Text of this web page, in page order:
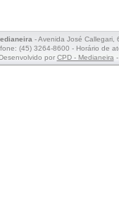
- Avenida José Callegari,
(45) 3264-8600 - Horário de
Desenvolvido por CPD - Medianeira-